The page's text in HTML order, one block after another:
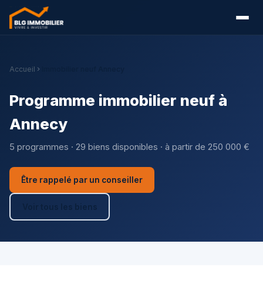
Accueil
Programme immobilier neuf à
Annecy
5 programmes · 29 biens disponibles · à partir de 250 000 €
Être rappelé par un conseiller
Voir tous les biens